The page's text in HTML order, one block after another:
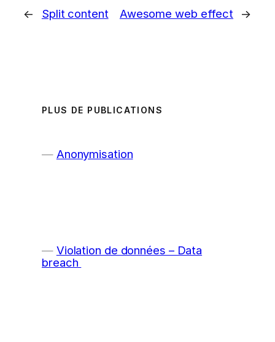
← Split content Awesome web effect →
PLUS DE PUBLICATIONS
Anonymisation
Violation de données – Data
breach